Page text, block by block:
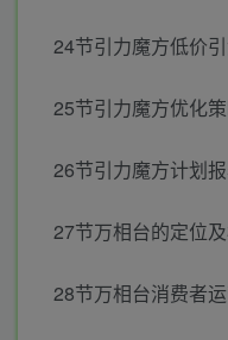
24节引力魔方低价
25节引力魔方优化
26节引力魔方计划
27节万相台的定位
28节万相台消费者